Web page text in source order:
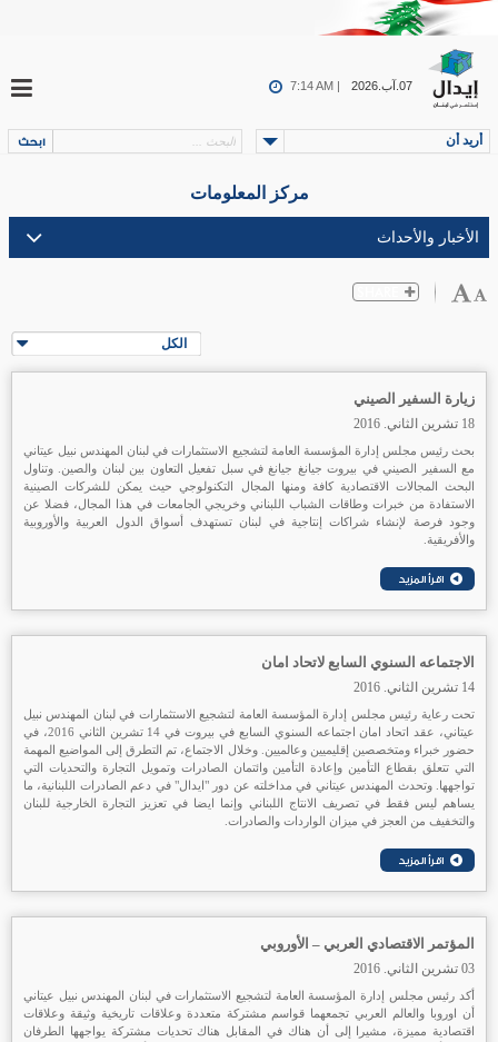
07.آب.2026 7:14 AM |
أريد أن
مركز المعلومات
الكل
زيارة السفير الصيني
18 تشرين الثاني. 2016
بحث رئيس مجلس إدارة المؤسسة العامة لتشجيع الاستثمارات في لبنان المهندس نبيل عيتاني
مع السفير الصيني في بيروت جيانغ جيانغ في سبل تفعيل التعاون بين لبنان والصين. وتناول
البحث المجالات الاقتصادية كافة ومنها المجال التكنولوجي حيث يمكن للشركات الصينية
الاستفادة من خبرات وطاقات الشباب اللبناني وخريجي الجامعات في هذا المجال، فضلا عن
وجود فرصة لإنشاء شراكات إنتاجية في لبنان تستهدف أسواق الدول العربية والأوروبية
والأفريقية.
الاجتماعه السنوي السابع لاتحاد امان
14 تشرين الثاني. 2016
تحت رعاية رئيس مجلس إدارة المؤسسة العامة لتشجيع الاستثمارات في لبنان المهندس نبيل
عيتاني، عقد اتحاد امان اجتماعه السنوي السابع في بيروت في 14 تشرين الثاني 2016، في
حضور خبراء ومتخصصين إقليميين وعالميين. وخلال الاجتماع، تم التطرق إلى المواضيع المهمة
التي تتعلق بقطاع التأمين وإعادة التأمين وائتمان الصادرات وتمويل التجارة والتحديات التي
تواجهها. وتحدث المهندس عيتاني في مداخلته عن دور "ايدال" في دعم الصادرات اللبنانية، ما
يساهم ليس فقط في تصريف الانتاج اللبناني وإنما ايضا في تعزيز التجارة الخارجية للبنان
والتخفيف من العجز في ميزان الواردات والصادرات.
المؤتمر الاقتصادي العربي – الأوروبي
03 تشرين الثاني. 2016
أكد رئيس مجلس إدارة المؤسسة العامة لتشجيع الاستثمارات في لبنان المهندس نبيل عيتاني
أن اوروبا والعالم العربي تجمعهما قواسم مشتركة متعددة وعلاقات تاريخية وثيقة وعلاقات
اقتصادية مميزة، مشيرا إلى أن هناك في المقابل هناك تحديات مشتركة يواجهها الطرفان